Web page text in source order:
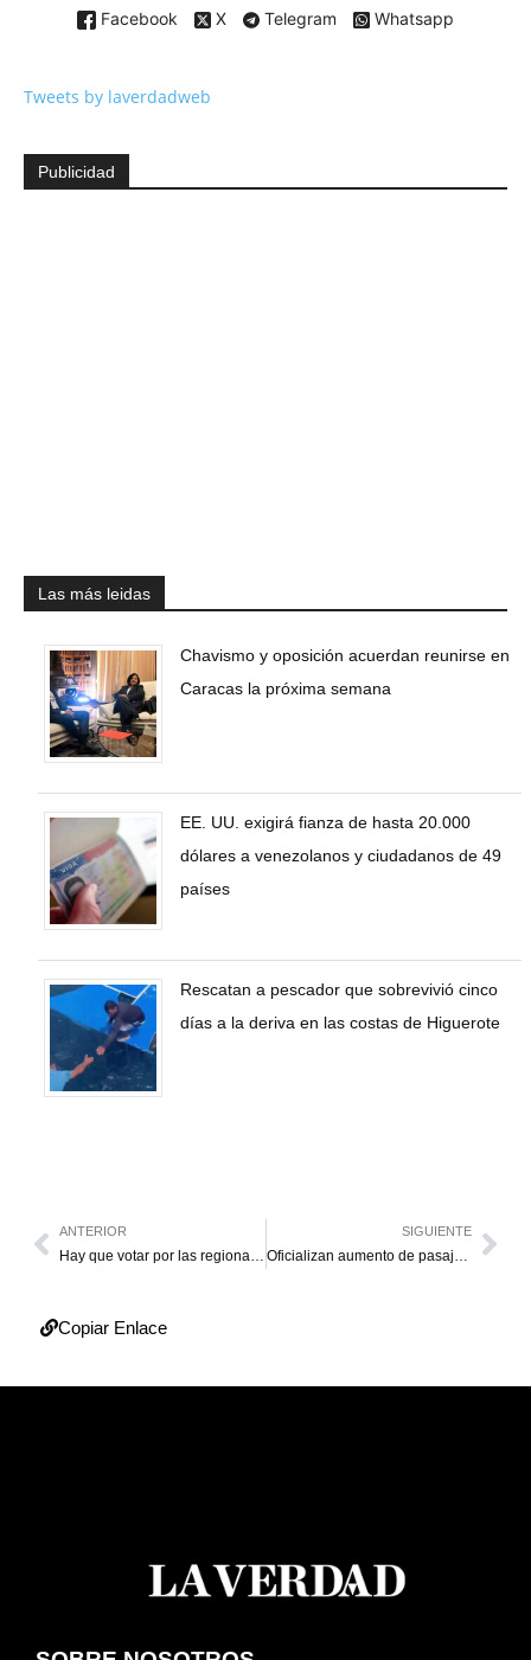
Facebook X Telegram Whatsapp
Tweets by laverdadweb
Publicidad
Las más leidas
Chavismo y oposición acuerdan reunirse en
Caracas la próxima semana
EE. UU. exigirá fianza de hasta 20.000
dólares a venezolanos y ciudadanos de 49
países
Rescatan a pescador que sobrevivió cinco
días a la deriva en las costas de Higuerote
ANTERIOR
Hay que votar por las regionales
SIGUIENTE
Oficializan aumento de pasaje que ya venían cobrando
Copiar Enlace